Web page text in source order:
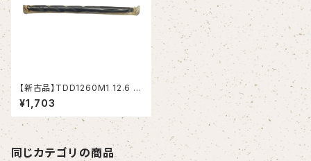
【新古品】TDD1260M1 12.6 テ
ーパーシャンクドリル 12.6xMT
1 (KOBELCO）
¥1,703
同じカテゴリの商品